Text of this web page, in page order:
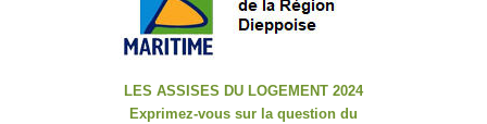
LES ASSISES DU LOGEMENT 2024
Exprimez-vous sur la question du